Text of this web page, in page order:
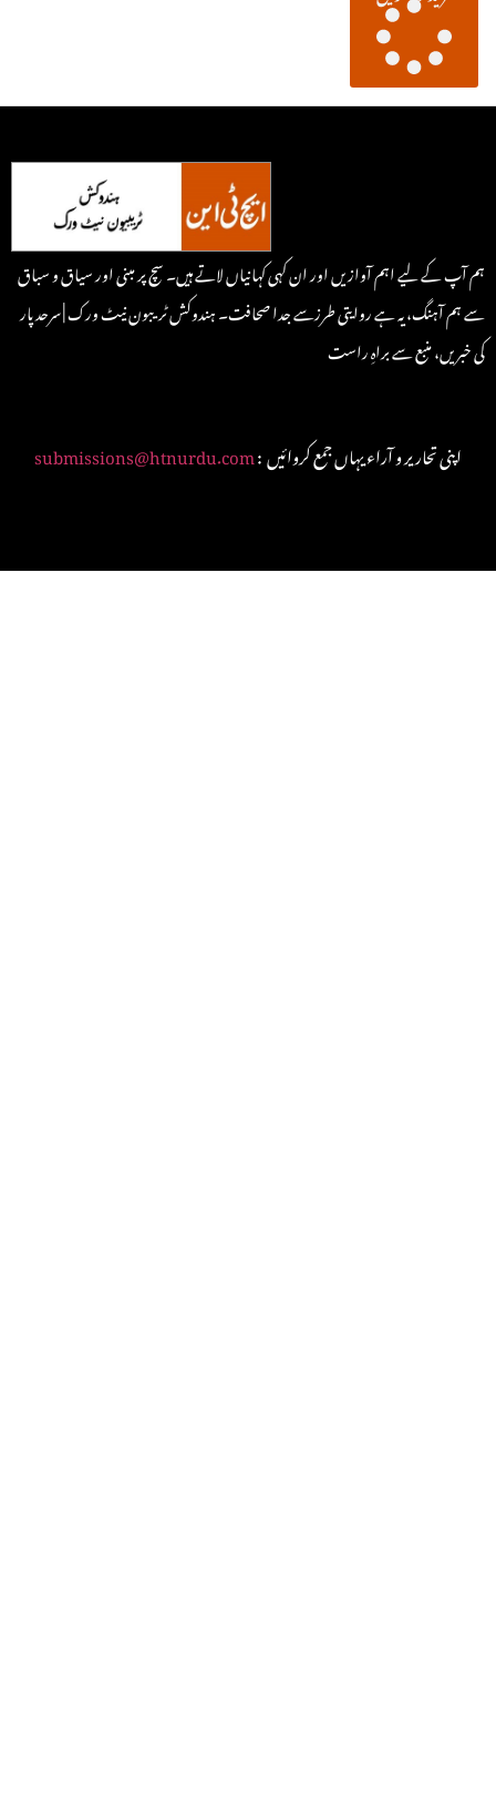
ہم آپ کے لیے اہم آوازیں اور ان کہی کہانیاں لاتے ہیں۔ سچ پر مبنی اور سیاق و سباق
سے ہم آہنگ، یہ ہے روایتی طرزسے جدا صحافت۔ ہندوکش ٹریبون نیٹ ورک | سرحد پار
کی خبریں، منبع سے براہِ راست
submissions@htnurdu.com : اپنی تحاریر و آراء یہاں جمع کروائیں